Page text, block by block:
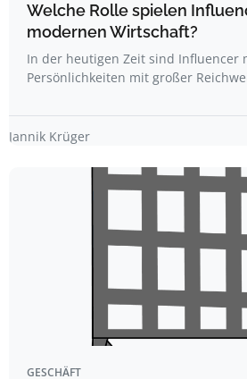
Welche Rolle spielen
modernen Wirtschaft?
In der heutigen Zeit sind Influencer
Persönlichkeiten mit großer
Jannik Krüger
GESCHÄFT